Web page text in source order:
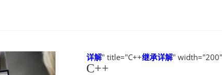
详解" title="C++继承详解"
C++